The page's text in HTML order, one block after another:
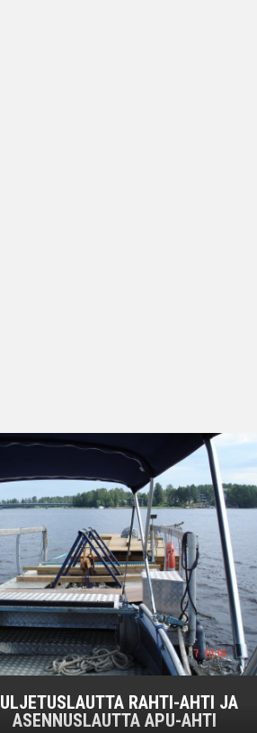
RAHTI-AHTI JA
ASENNUSLAUTTA APU-AHTI